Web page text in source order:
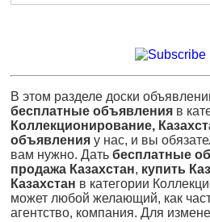
В этом разделе доски
бесплатные объявления в
Коллекционирование,
объявления у нас, и вы
вам нужно. Дать бесплатные
продажа Казахстан, купить
Казахстан в категории
может любой желающий, как
агентство, компания. Для